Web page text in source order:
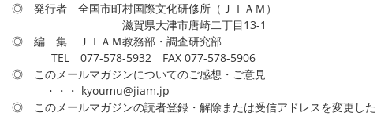
◎ 発行者 全国市町村国際文化研修所（ＪＩＡＭ）
滋賀県大津市唐崎二丁目13-1
◎ 編 集 ＪＩＡＭ教務部・調査研究部
TEL 077-578-5932 FAX 077-578-5906
◎ このメールマガジンについてのご感想・ご意見
・・・ kyoumu@jiam.jp
◎ このメールマガジンの読者登録・解除または受信アドレスを変更し